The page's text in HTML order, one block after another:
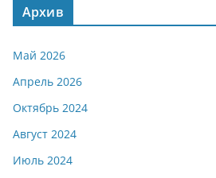
Архив
Май 2026
Апрель 2026
Октябрь 2024
Август 2024
Июль 2024